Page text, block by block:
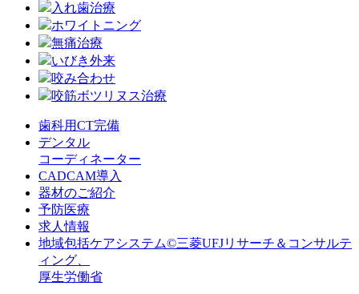
入れ歯治療
ホワイトニング
無痛治療
いびき外来
咬み合わせ
咬筋ボツリヌス治療
歯科用CT完備
デンタル
コーディネーター
CADCAM導入
器材のご紹介
予防医療
求人情報
地域包括ケアシステム©三菱UFJリサーチ＆コンサルテ
ィング、
厚生労働省